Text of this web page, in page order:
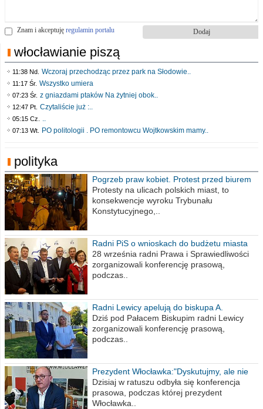
Znam i akceptuję regulamin portalu
włocławianie piszą
11:38 Nd. Wczoraj przechodząc przez park na Słodowie..
11:17 Śr. Wszystko umiera
07:23 Śr. z gniazdami ptaków Na żytniej obok..
12:47 Pt. Czytaliście już :..
05:15 Cz. ..
07:13 Wt. PO politologii . PO remontowcu Wojtkowskim mamy..
polityka
Pogrzeb praw kobiet. Protest przed biurem
poselskim PiS
Protesty na ulicach polskich miast, to
konsekwencje wyroku Trybunału
Konstytucyjnego,..
Radni PiS o wnioskach do budżetu miasta
na 2021 rok
28 września radni Prawa i Sprawiedliwości
zorganizowali konferencję prasową,
podczas..
Radni Lewicy apelują do biskupa A.
Wiesława Meringa
Dziś pod Pałacem Biskupim radni Lewicy
zorganizowali konferencję prasową,
podczas..
Prezydent Włocławka:"Dyskutujmy, ale nie
obrażajmy się”
Dzisiaj w ratuszu odbyła się konferencja
prasowa, podczas której prezydent
Włocławka..